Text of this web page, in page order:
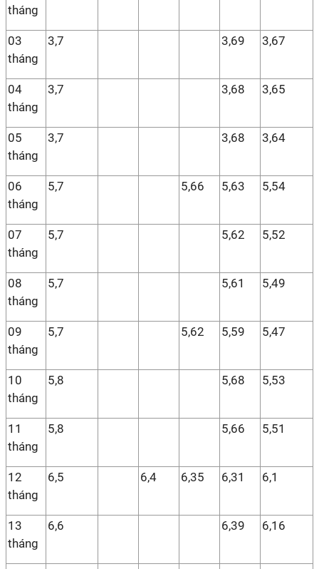
tháng
03
tháng
3,7 3,69 3,67
04
tháng
3,7 3,68 3,65
05
tháng
3,7 3,68 3,64
06
tháng
5,7 5,66 5,63 5,54
07
tháng
5,7 5,62 5,52
08
tháng
5,7 5,61 5,49
09
tháng
5,7 5,62 5,59 5,47
10
tháng
5,8 5,68 5,53
11
tháng
5,8 5,66 5,51
12
tháng
6,5 6,4 6,35 6,31 6,1
13
tháng
6,6 6,39 6,16